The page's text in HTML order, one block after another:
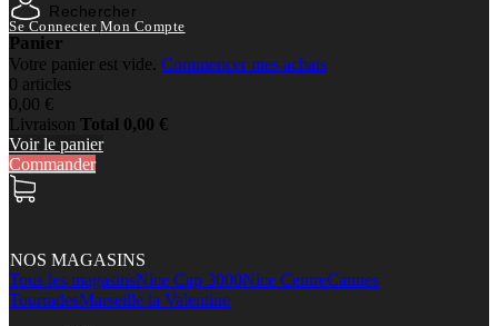
Rechercher
Se Connecter Mon Compte
Panier
Votre panier est vide. Commencer mes achats
0 articles
0,00 €
Livraison Total 0,00 €
Voir le panier
Commander
NOS MAGASINS
Tous les magasinsNice Cap 3000Nice CentreCannes
TourradesMarseille la Valentine